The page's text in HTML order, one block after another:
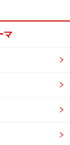
った経口補水
補水液がなかっ
は「
確認して作って
することができ
マ